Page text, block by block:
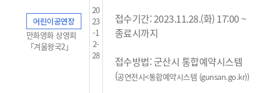
어린이공연장
만화영화 상영회
「겨울왕국2」
20
23
-1
2-
28
접수기간: 2023.11.28.(화) 17:00 ~
종료시까지
접수방법: 군산시 통합예약시스템
(공연전시<통합예약시스템 (gunsan.go.kr))